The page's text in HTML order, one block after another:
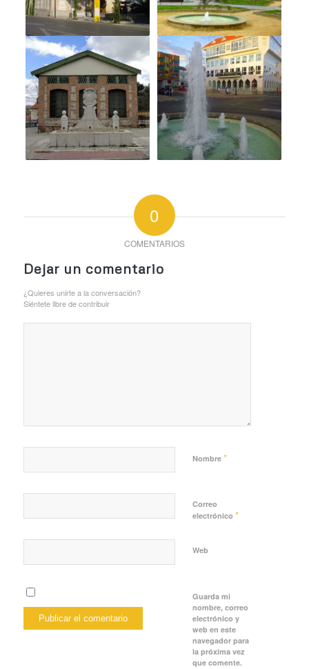
0
COMENTARIOS
Dejar un comentario
¿Quieres unirte a la conversación?
Siéntete libre de contribuir
Nombre *
Correo
electrónico *
Web
Guarda mi
nombre, correo
electrónico y
web en este
navegador para
la próxima vez
que comente.